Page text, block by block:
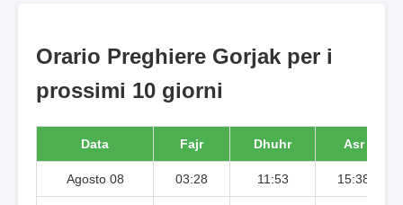
Orario Preghiere Gorjak per i
prossimi 10 giorni
Data Fajr Dhuhr Asr
Agosto 08 03:28 11:53 15:38